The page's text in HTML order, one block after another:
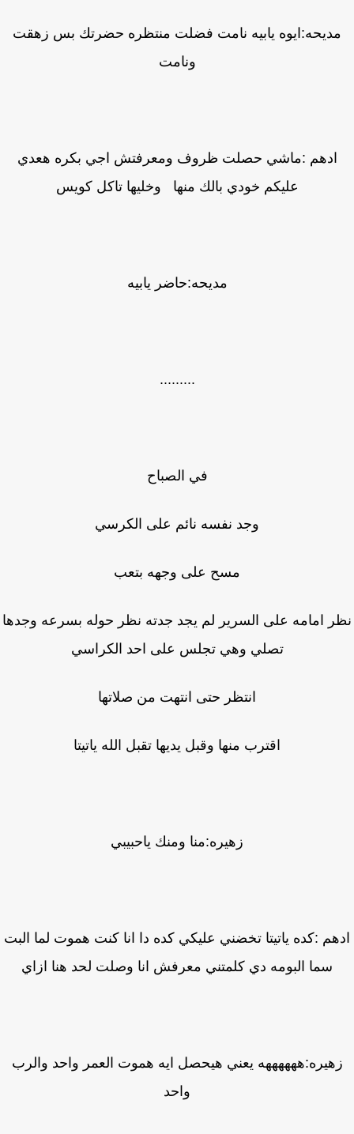
يابيه نامت فضلت منتظره حضرتك بس زهقت
ونامت
ادهم :ماشي حصلت ظروف ومعرفتش اجي بكره هعدي
عليكم خودي بالك منها وخليها تاكل كويس
مديحه:حاضر يابيه
.........
في الصباح
وجد نفسه نائم على الكرسي
مسح على وجهه بتعب
امامه على السرير لم يجد جدته نظر حوله بسرعه وجدها
تصلي وهي تجلس على احد الكراسي
انتظر حتى انتهت من صلاتها
اقترب منها وقبل يديها تقبل الله ياتيتا
زهيره:منا ومنك ياحبيبي
:كده ياتيتا تخضني عليكي كده دا انا كنت هموت لما البت
سما البومه دي كلمتني معرفش انا وصلت لحد هنا ازاي
يعني هيحصل ايه هموت العمر واحد والرب
واحد